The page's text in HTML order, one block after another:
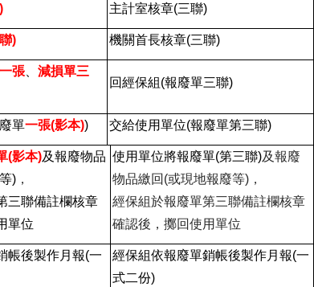
主計室核章(三聯)
) 機關首長核章(三聯)
張、 減損單三
回經保組(報廢單三聯)
單一張(影本)) 交給使用單位(報廢單第三聯)
(影本)及報廢物品
)，
三聯備註欄核章
單位
使用單位將報廢單(第三聯)及報廢
物品繳回(或現地報廢等)，
經保組於報廢單第三聯備註欄核章
確認後，擲回使用單位
帳後製作月報(一
經保組依報廢單銷帳後製作月報(一
式二份)